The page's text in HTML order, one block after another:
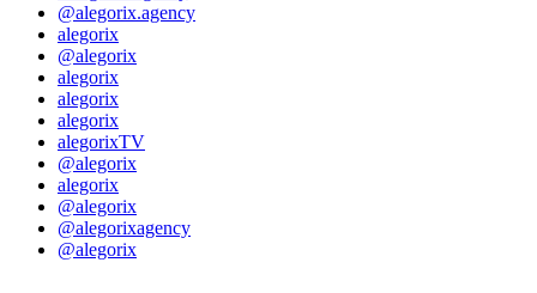
@alegorix.agency
alegorix
@alegorix
alegorix
alegorix
alegorix
alegorixTV
@alegorix
alegorix
@alegorix
@alegorixagency
@alegorix